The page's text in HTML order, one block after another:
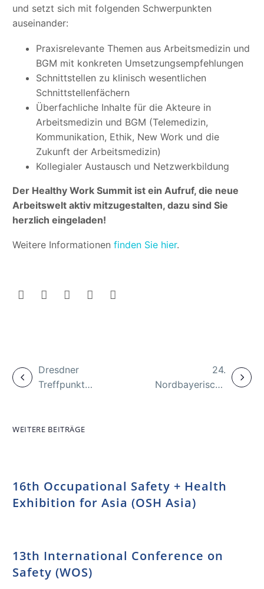
und setzt sich mit folgenden Schwerpunkten
auseinander:
Praxisrelevante Themen aus Arbeitsmedizin und
BGM mit konkreten Umsetzungsempfehlungen
Schnittstellen zu klinisch wesentlichen
Schnittstellenfächern
Überfachliche Inhalte für die Akteure in
Arbeitsmedizin und BGM (Telemedizin,
Kommunikation, Ethik, New Work und die
Zukunft der Arbeitsmedizin)
Kollegialer Austausch und Netzwerkbildung
Der Healthy Work Summit ist ein Aufruf, die neue
Arbeitswelt aktiv mitzugestalten, dazu sind Sie
herzlich eingeladen!
Weitere Informationen finden Sie hier.
Dresdner
Treffpunkt
körperlichen
24.
Nordbayerisches
WEITERE BEITRÄGE
16th Occupational Safety + Health
Exhibition for Asia (OSH Asia)
13th International Conference on
Safety (WOS)